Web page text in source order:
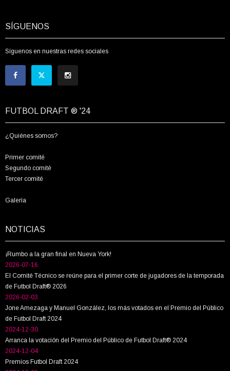
SÍGUENOS
Síguenos en nuestras redes sociales
FUTBOL DRAFT ® '24
¿Quiénes somos?
Primer comité
Segundo comité
Tercer comité
Galería
NOTICIAS
¡Rumbo a la gran final en Nueva York!
2026-07-16
El Comité Técnico se reúne para el primer corte de jugadores de la temporada
de Futbol Draft® 2026
2026-02-03
Jone Amezaga y Manuel González, los más votados en el Premio del Público
de Futbol Draft 2024
2024-12-30
Arranca la votación del Premio del Público de Futbol Draft® 2024
2024-12-04
Premios Futbol Draft 2024